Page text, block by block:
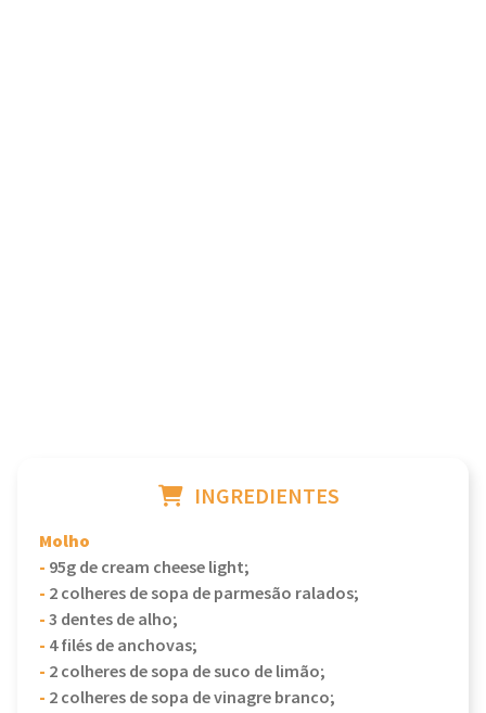
INGREDIENTES
Molho
- 95g de cream cheese light;
- 2 colheres de sopa de parmesão ralados;
-3 dentes de alho;
- 4 filés de anchovas;
- 2 colheres de sopa de suco de limão;
- 2 colheres de sopa de vinagre branco;